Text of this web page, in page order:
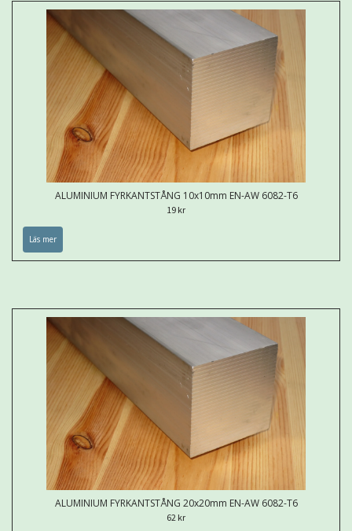
ALUMINIUM FYRKANTSTÅNG 10x10mm EN-AW 6082-T6
19 kr
Läs mer
ALUMINIUM FYRKANTSTÅNG 20x20mm EN-AW 6082-T6
62 kr